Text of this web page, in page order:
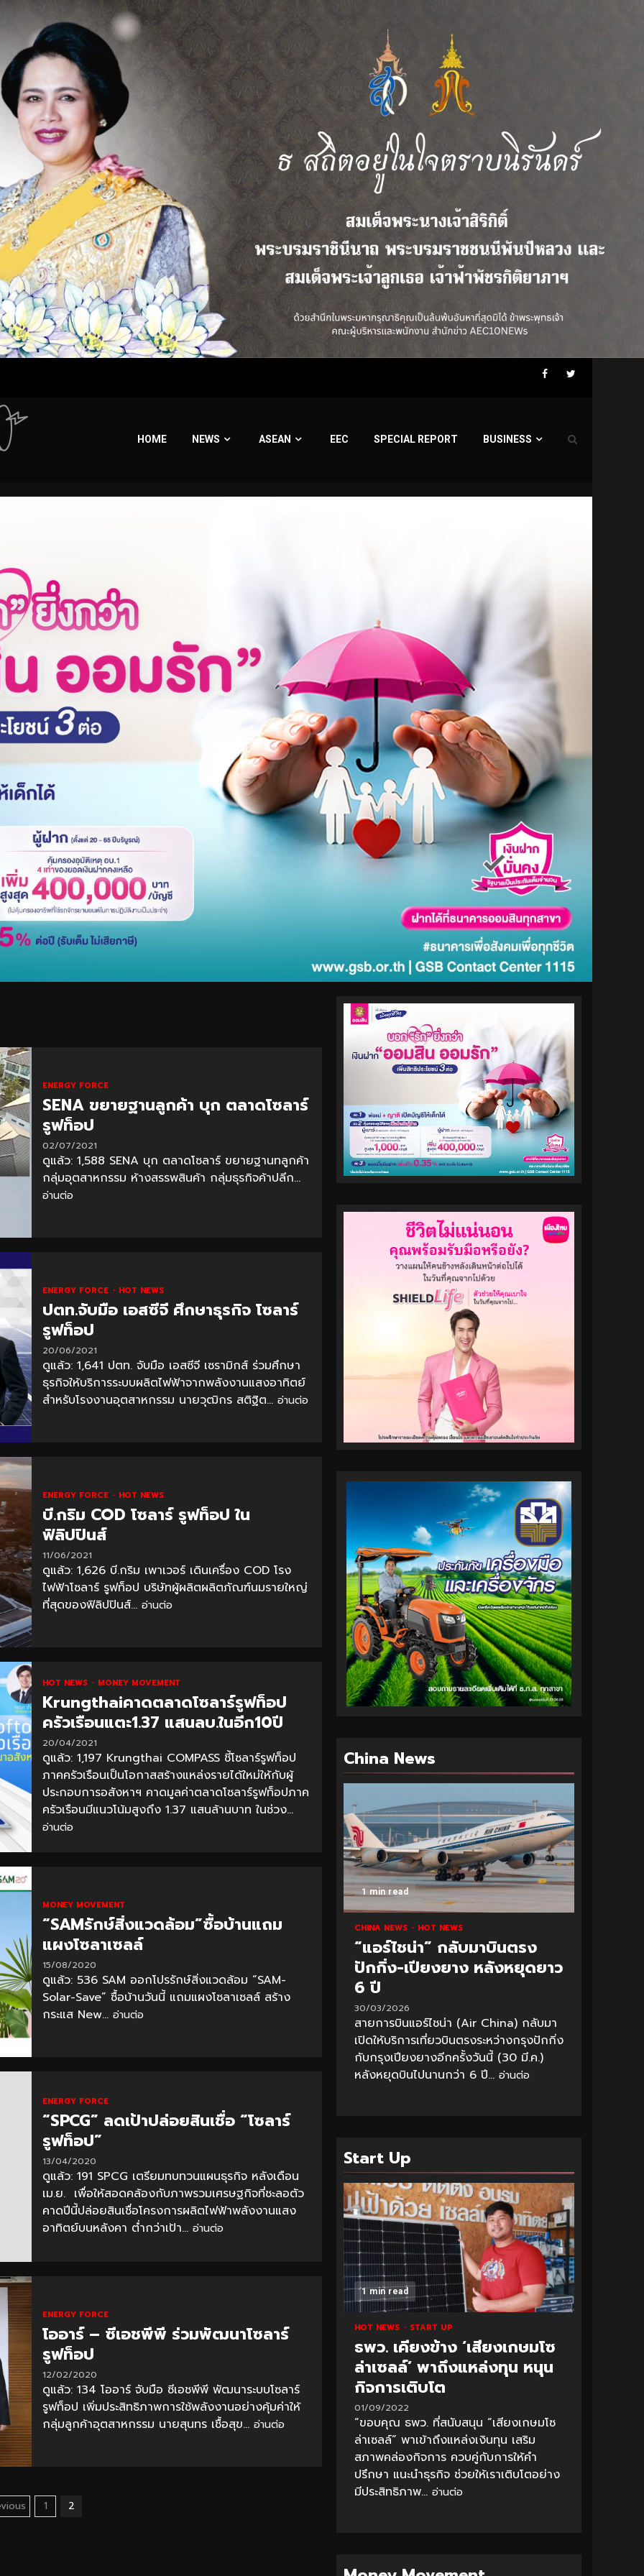
Facebook
Twitter
HOME NEWS ASEAN EEC SPECIAL REPORT BUSINESS
ENERGY FORCE
SENA ขยายฐานลูกค้า บุก ตลาดโซลาร์
รูฟท็อป
02/07/2021
ดูแล้ว: 1,588 SENA บุก ตลาดโซลาร์ ขยายฐานทลูกค้า
กลุ่มอุตสาหกรรม ห้างสรรพสินค้า กลุ่มธุรกิจค้าปลีก...
อ่านต่อ
ENERGY FORCE HOT NEWS
ปตท.จับมือ เอสซีจี ศึกษาธุรกิจ โซลาร์
รูฟท็อป
20/06/2021
ดูแล้ว: 1,641 ปตท. จับมือ เอสซีจี เซรามิกส์ ร่วมศึกษา
ธุรกิจให้บริการระบบผลิตไฟฟ้าจากพลังงานแสงอาทิตย์
สำหรับโรงงานอุตสาหกรรม นายวุฒิกร สติฐิต... อ่านต่อ
ENERGY FORCE HOT NEWS
บี.กริม COD โซลาร์ รูฟท็อป ใน
ฟิลิปปินส์
11/06/2021
ดูแล้ว: 1,626 บี.กริม เพาเวอร์ เดินเครื่อง COD โรง
ไฟฟ้าโซลาร์ รูฟท็อป บริษัทผู้ผลิตผลิตภัณฑ์นมรายใหญ่
ที่สุดของฟิลิปปินส์... อ่านต่อ
HOT NEWS MONEY MOVEMENT
Krungthaiคาดตลาดโซลาร์รูฟท็อป
ครัวเรือนแตะ1.37 แสนลบ.ในอีก10ปี
20/04/2021
ดูแล้ว: 1,197 Krungthai COMPASS ชี้โซลาร์รูฟท็อป
ภาคครัวเรือนเป็นโอกาสสร้างแหล่งรายได้ใหม่ให้กับผู้
ประกอบการอสังหาฯ คาดมูลค่าตลาดโซลาร์รูฟท็อปภาค
ครัวเรือนมีแนวโน้มสูงถึง 1.37 แสนล้านบาท ในช่วง...
อ่านต่อ
MONEY MOVEMENT
“SAMรักษ์สิ่งแวดล้อม”ซื้อบ้านแถม
แผงโซลาเซลล์
15/08/2020
ดูแล้ว: 536 SAM ออกโปรรักษ์สิ่งแวดล้อม “SAM-
Solar-Save” ซื้อบ้านวันนี้ แถมแผงโซลาเซลล์ สร้าง
กระแส New... อ่านต่อ
ENERGY FORCE
“SPCG” ลดเป้าปล่อยสินเชื่อ “โซลาร์
รูฟท็อป”
13/04/2020
ดูแล้ว: 191 SPCG เตรียมทบทวนแผนธุรกิจ หลังเดือน
เม.ย. เพื่อให้สอดคล้องกับภาพรวมเศรษฐกิจที่ชะลอตัว
คาดปีนี้ปล่อยสินเชื่อโครงการผลิตไฟฟ้าพลังงานแสง
อาทิตย์บนหลังคา ต่ำกว่าเป้า... อ่านต่อ
ENERGY FORCE
โออาร์ – ซีเอชพีพี ร่วมพัฒนาโซลาร์
รูฟท็อป
12/02/2020
ดูแล้ว: 134 โออาร์ จับมือ ซีเอชพีพี พัฒนาระบบโซลาร์
รูฟท็อป เพิ่มประสิทธิภาพการใช้พลังงานอย่างคุ้มค่าให้
กลุ่มลูกค้าอุตสาหกรรม นายสุนทร เชื้อสุข... อ่านต่อ
1 2
China News
1 min read
CHINA NEWS HOT NEWS
“แอร์ไชน่า” กลับมาบินตรง
ปักกิ่ง-เปียงยาง หลังหยุดยาว
6 ปี
30/03/2026
สายการบินแอร์ไชน่า (Air China) กลับมา
เปิดให้บริการเที่ยวบินตรงระหว่างกรุงปักกิ่ง
กับกรุงเปียงยางอีกครั้งวันนี้ (30 มี.ค.)
หลังหยุดบินไปนานกว่า 6 ปี... อ่านต่อ
Start Up
1 min read
HOT NEWS START UP
ธพว. เคียงข้าง ‘เสียงเกษมโซ
ล่าเซลล์’ พาถึงแหล่งทุน หนุน
กิจการเติบโต
01/09/2022
“ขอบคุณ ธพว. ที่สนับสนุน “เสียงเกษมโซ
ล่าเซลล์” พาเข้าถึงแหล่งเงินทุน เสริม
สภาพคล่องกิจการ ควบคู่กับการให้คำ
ปรึกษา แนะนำธุรกิจ ช่วยให้เราเติบโตอย่าง
มีประสิทธิภาพ... อ่านต่อ